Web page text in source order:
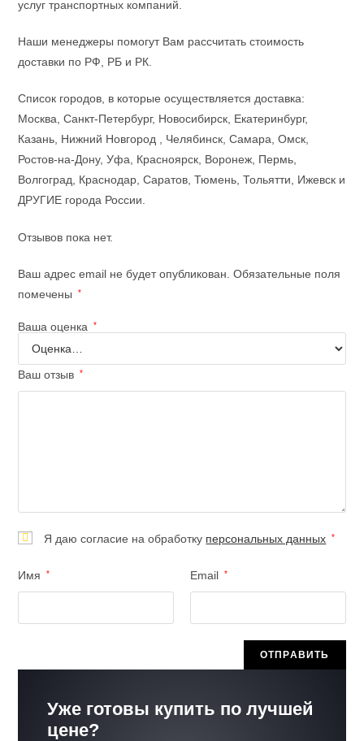
услуг транспортных компаний.
Наши менеджеры помогут Вам рассчитать стоимость
доставки по РФ, РБ и РК.
Список городов, в которые осуществляется доставка:
Москва, Санкт-Петербург, Новосибирск, Екатеринбург,
Казань, Нижний Новгород , Челябинск, Самара, Омск,
Ростов-на-Дону, Уфа, Красноярск, Воронеж, Пермь,
Волгоград, Краснодар, Саратов, Тюмень, Тольятти, Ижевск и
ДРУГИЕ города России.
Отзывов пока нет.
Ваш адрес email не будет опубликован. Обязательные поля
помечены
*
Ваша оценка *
Ваш отзыв *
Я даю согласие на обработку персональных данных *
Имя * Email *
Уже готовы купить по лучшей
цене?